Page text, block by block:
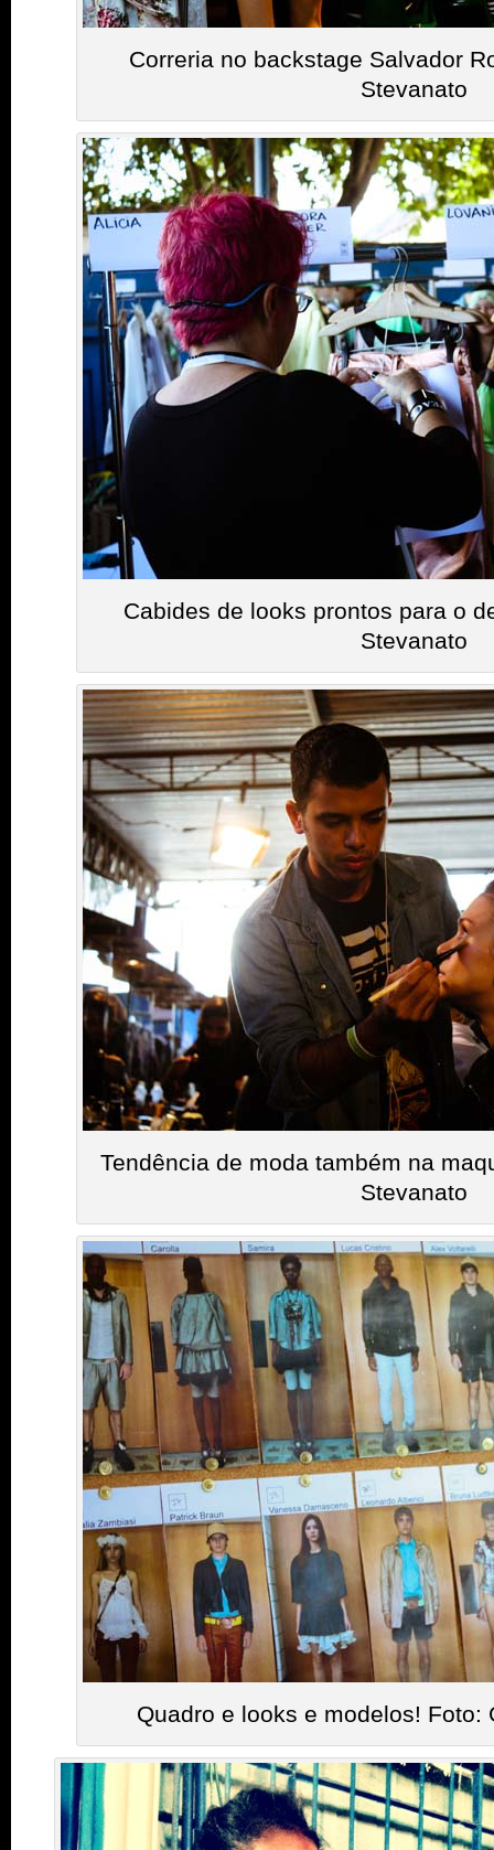
Correria no backstage Salvador
Stevanato
Cabides de looks prontos para o
Stevanato
Tendência de moda também na
Stevanato
Quadro e looks e modelos! Foto: